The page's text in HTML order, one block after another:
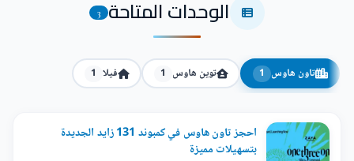
الوحدات المتاحة 3
تاون هاوس 1 توين هاوس 1 فيلا 1
احجز تاون هاوس في كمبوند 131 زايد الجديدة
بتسهيلات مميزة